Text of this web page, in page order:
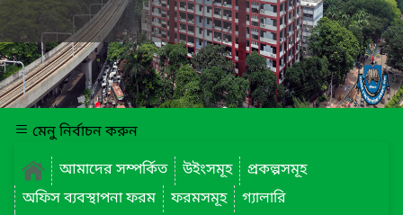
মেনু নির্বাচন করুন
আমাদের সম্পর্কিত
উইংসমূহ
প্রকল্পসমূহ
অফিস ব্যবস্থাপনা ফরম
ফরমসমূহ
গ্যালারি